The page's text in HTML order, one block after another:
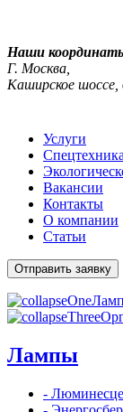
Наши
Г. Москва,
Каширское шоссе,
Услуги
Спецтехника
Вакансии
Контакты
О компании
Статьи
Отправить заявку
Лампы
-